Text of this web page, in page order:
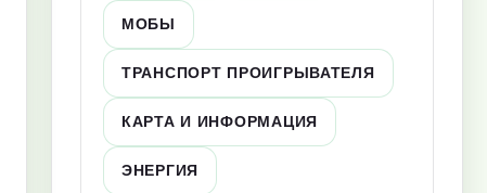
МОБЫ
ТРАНСПОРТ ПРОИГРЫВАТЕЛЯ
КАРТА И ИНФОРМАЦИЯ
ЭНЕРГИЯ